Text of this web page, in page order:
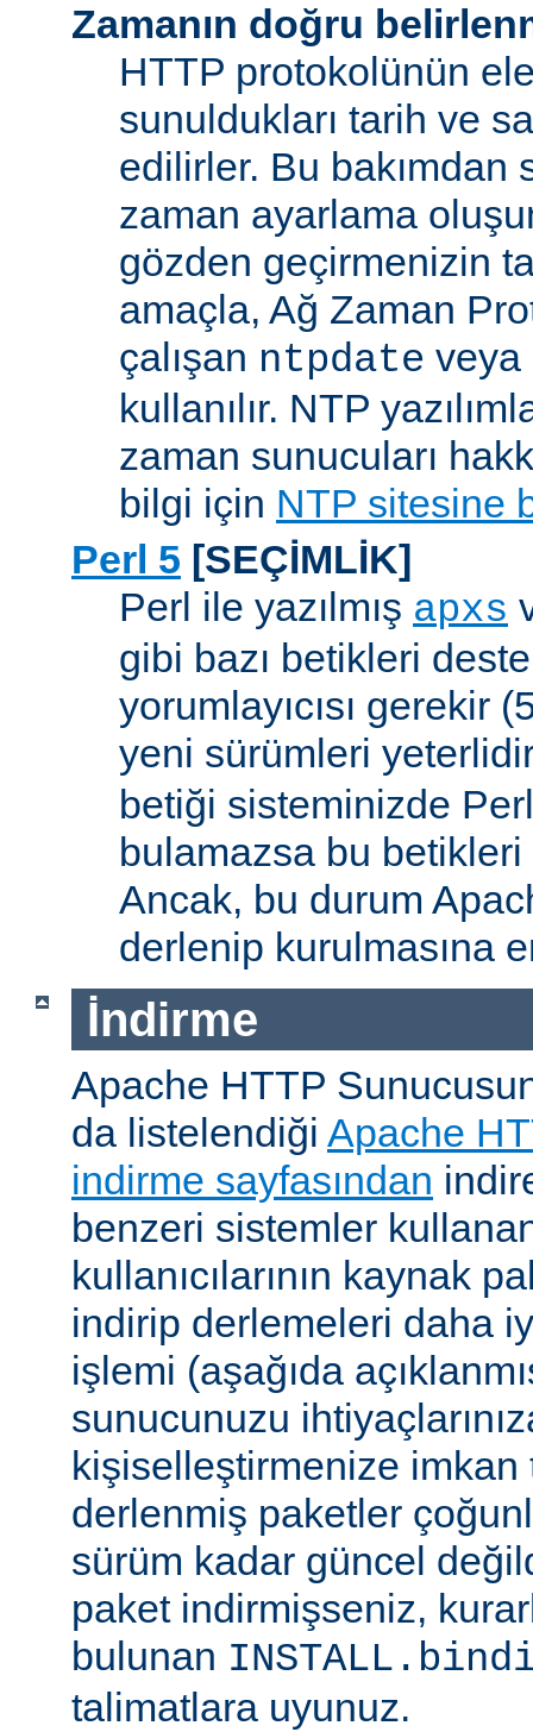
Zamanın doğru
HTTP protokolünün
sunuldukları tarih ve
edilirler. Bu bakımdan
zaman ayarlama
gözden geçirmenizin
amaçla, Ağ Zaman
çalışan ntpdate veya
kullanılır. NTP
zaman sunucuları
bilgi için NTP sitesine
Perl 5 [SEÇİMLİK]
Perl ile yazılmış apxs
gibi bazı betikleri
yorumlayıcısı gerekir
yeni sürümleri
betiği sisteminizde Perl
bulamazsa bu betikleri
Ancak, bu durum
derlenip kurulmasına
İndirme
Apache HTTP
da listelendiği Apache
indirme sayfasından
benzeri sistemler
kullanıcılarının kaynak
indirip derlemeleri daha
işlemi (aşağıda
sunucunuzu
kişiselleştirmenize imkan
derlenmiş paketler
sürüm kadar güncel
paket indirmişseniz,
bulunan
talimatlara uyunuz.